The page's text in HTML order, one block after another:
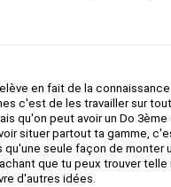
en fait de la
c'est de les travailler sur
qu'on peut avoir un Do
situer partout ta gamme,
qu'une seule façon de monter
que tu peux trouver
d'autres idées.